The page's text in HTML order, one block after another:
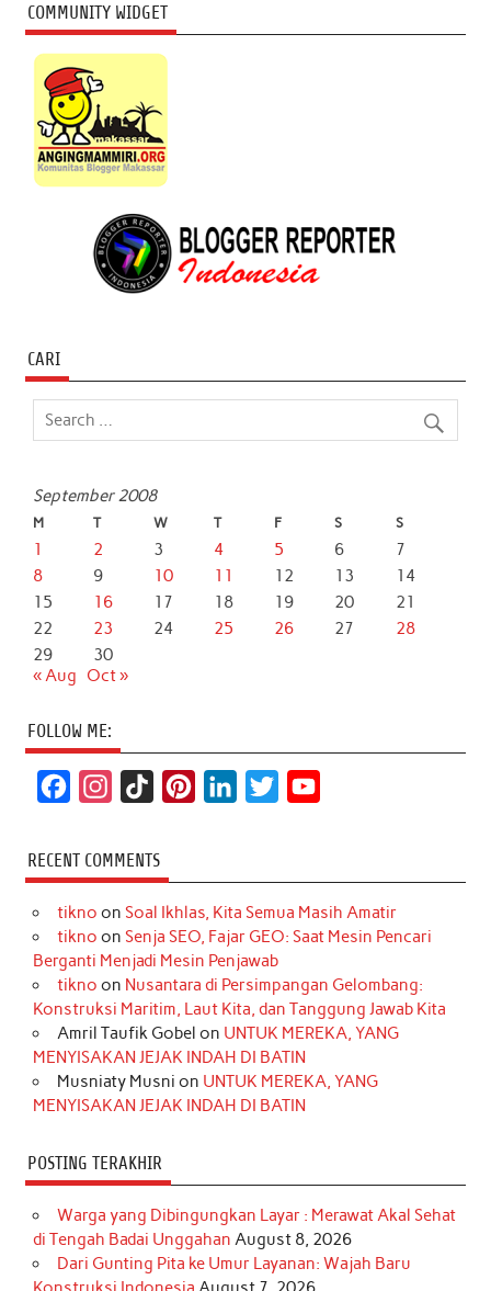
COMMUNITY WIDGET
CARI
September 2008
M T W T F S S
1 2 3 4 5 6
7
8
9 10 11 12 13
14
15
16 17 18 19 20
21
22
23 24 25 26 27
28
29
30
« Aug
Oct »
FOLLOW ME:
c
e
b
o
k
s
t
a
r
a
m
k
T
o
k
t
e
r
e
s
t
k
e
d
I
n
t
t
r
T
u
e
RECENT COMMENTS
tikno on Soal Ikhlas, Kita Semua Masih Amatir
tikno on Senja SEO, Fajar GEO: Saat Mesin Pencari
Berganti Menjadi Mesin Penjawab
tikno on Nusantara di Persimpangan Gelombang:
Konstruksi Maritim, Laut Kita, dan Tanggung Jawab Kita
Amril Taufik Gobel on UNTUK MEREKA, YANG
MENYISAKAN JEJAK INDAH DI BATIN
Musniaty Musni on UNTUK MEREKA, YANG
MENYISAKAN JEJAK INDAH DI BATIN
POSTING TERAKHIR
Warga yang Dibingungkan Layar : Merawat Akal Sehat
di Tengah Badai Unggahan August 8, 2026
Dari Gunting Pita ke Umur Layanan: Wajah Baru